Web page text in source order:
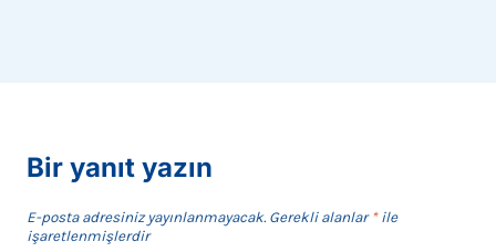
Bir yanıt yazın
E-posta adresiniz yayınlanmayacak. Gerekli alanlar *ile
işaretlenmişlerdir